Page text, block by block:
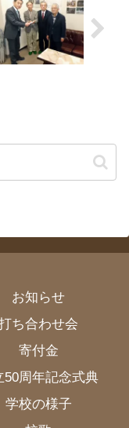
お知らせ
ち合わせ会
寄付金
50周年記念式典
学校の様子